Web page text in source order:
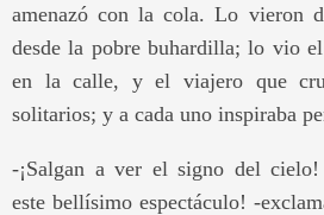
amenazó con la cola. Lo vieron
desde la pobre buhardilla; lo vio
en la calle, y el viajero que
solitarios; y a cada uno inspiraba
-¡Salgan a ver el signo del cielo!
este bellísimo espectáculo! -